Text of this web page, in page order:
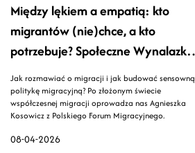
08-04-2026
Między lękiem a empatią: kto
migrantów (nie)chce, a kto
potrzebuje? Społeczne Wynalazki
odc. 33
Jak rozmawiać o migracji i jak budować sensowną
politykę migracyjną? Po złożonym świecie
współczesnej migracji oprowadza nas Agnieszka
Kosowicz z Polskiego Forum Migracyjnego.